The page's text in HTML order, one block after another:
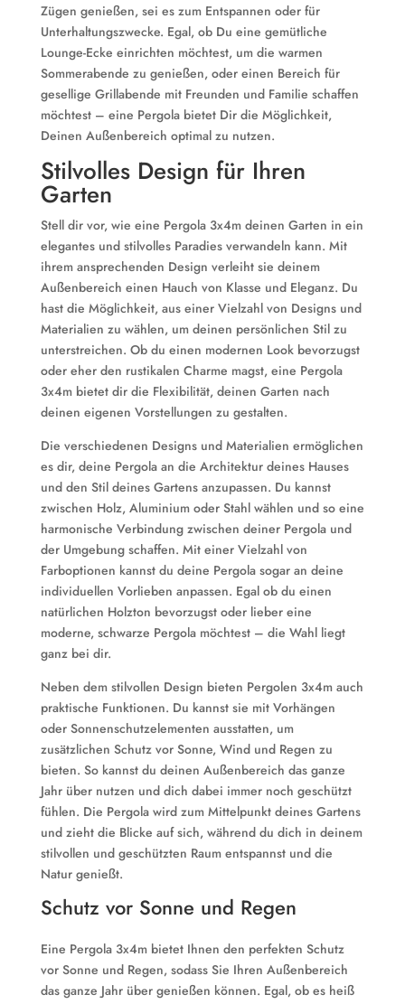
Zügen genießen, sei es zum Entspannen oder für
Unterhaltungszwecke. Egal, ob Du eine gemütliche
Lounge-Ecke einrichten möchtest, um die warmen
Sommerabende zu genießen, oder einen Bereich für
gesellige Grillabende mit Freunden und Familie schaffen
möchtest – eine Pergola bietet Dir die Möglichkeit,
Deinen Außenbereich optimal zu nutzen.
Stilvolles Design für Ihren
Garten
Stell dir vor, wie eine Pergola 3x4m deinen Garten in ein
elegantes und stilvolles Paradies verwandeln kann. Mit
ihrem ansprechenden Design verleiht sie deinem
Außenbereich einen Hauch von Klasse und Eleganz. Du
hast die Möglichkeit, aus einer Vielzahl von Designs und
Materialien zu wählen, um deinen persönlichen Stil zu
unterstreichen. Ob du einen modernen Look bevorzugst
oder eher den rustikalen Charme magst, eine Pergola
3x4m bietet dir die Flexibilität, deinen Garten nach
deinen eigenen Vorstellungen zu gestalten.
Die verschiedenen Designs und Materialien ermöglichen
es dir, deine Pergola an die Architektur deines Hauses
und den Stil deines Gartens anzupassen. Du kannst
zwischen Holz, Aluminium oder Stahl wählen und so eine
harmonische Verbindung zwischen deiner Pergola und
der Umgebung schaffen. Mit einer Vielzahl von
Farboptionen kannst du deine Pergola sogar an deine
individuellen Vorlieben anpassen. Egal ob du einen
natürlichen Holzton bevorzugst oder lieber eine
moderne, schwarze Pergola möchtest – die Wahl liegt
ganz bei dir.
Neben dem stilvollen Design bieten Pergolen 3x4m auch
praktische Funktionen. Du kannst sie mit Vorhängen
oder Sonnenschutzelementen ausstatten, um
zusätzlichen Schutz vor Sonne, Wind und Regen zu
bieten. So kannst du deinen Außenbereich das ganze
Jahr über nutzen und dich dabei immer noch geschützt
fühlen. Die Pergola wird zum Mittelpunkt deines Gartens
und zieht die Blicke auf sich, während du dich in deinem
stilvollen und geschützten Raum entspannst und die
Natur genießt.
Schutz vor Sonne und Regen
Eine Pergola 3x4m bietet Ihnen den perfekten Schutz
vor Sonne und Regen, sodass Sie Ihren Außenbereich
das ganze Jahr über genießen können. Egal, ob es heiß